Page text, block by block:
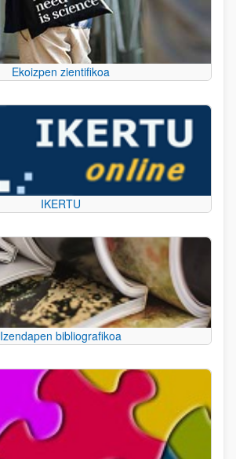
Ekoizpen zientifikoa
IKERTU
Izendapen bibliografikoa